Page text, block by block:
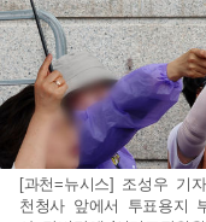
[과천=뉴시스] 조성우 기
천청사 앞에서 투표용지